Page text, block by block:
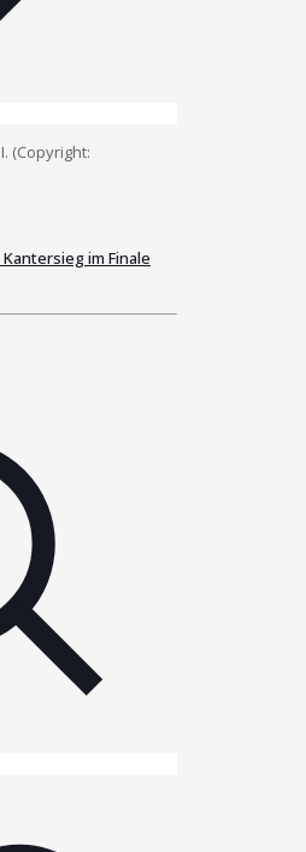
(Copyright:
im Finale